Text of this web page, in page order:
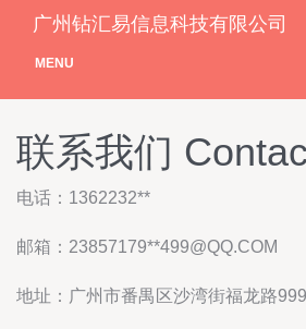
广州钻汇易信息科技有限公司
MENU
联系我们
电话：1362232**
邮箱：23857179**499@QQ.COM
地址：广州市番禺区沙湾街福龙路